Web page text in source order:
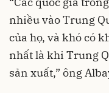
nhiều vào Trung
của họ, và khó có
nhất là khi Trung
sản xuất,” ông